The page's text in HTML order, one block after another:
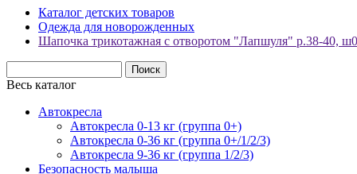
Каталог детских товаров
Одежда для новорожденных
Шапочка трикотажная с отворотом "Лапшуля" р.38-40,
Весь каталог
Автокресла
Автокресла 0-13 кг (группа 0+)
Автокресла 0-36 кг (группа 0+/1/2/3)
Автокресла 9-36 кг (группа 1/2/3)
Безопасность малыша